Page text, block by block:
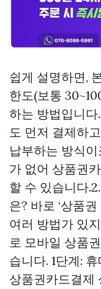
쉽게 설명하면,
한도(보통
하는 방법입니
도 먼저 결제하
납부하는 방식
가 없어 상품권
할 수 있습니다
은? 바로 ‘상품
여러 방법가 있
로 모바일 상품
습니다. 1단계:
상품권카드결제